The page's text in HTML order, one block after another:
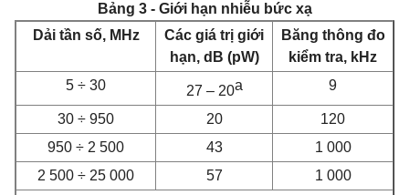
Bảng 3 - Giới hạn nhiễu bức xạ
Dải tần số, MHz
Các giá trị giới
hạn, dB (pW)
Băng thông đo
kiểm tra, kHz
5 ÷ 30
27 – 20a 9
30 ÷ 950 20
120
950 ÷ 2 500
43
1 000
2 500 ÷ 25 000
57
1 000